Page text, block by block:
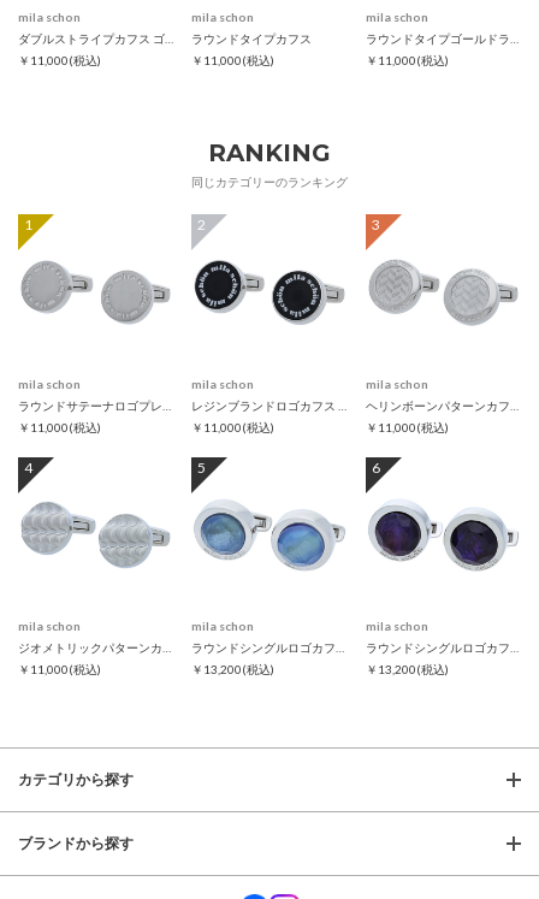
mila schon
￥11,000(税込)
mila schon
ラウンドタイプカフス
￥11,000(税込)
mila schon
￥11,000(税込)
RANKING
同じカテゴリーのランキング
1
mila schon
￥11,000(税込)
2
mila schon
￥11,000(税込)
3
mila schon
￥11,000(税込)
4
mila schon
￥11,000(税込)
5
mila schon
￥13,200(税込)
6
mila schon
￥13,200(税込)
カテゴリから探す
ブランドから探す